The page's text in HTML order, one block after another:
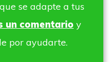
se adapte a tus
un comentario y
por ayudarte.